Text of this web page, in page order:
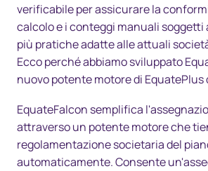
Contattaci
verificabile per assicurare la
calcolo e i conteggi manuali soggetti
più pratiche adatte alle attuali
Ecco perché abbiamo sviluppato
nuovo potente motore di EquatePlus
EquateFalcon semplifica
attraverso un potente motore che
regolamentazione societaria del
automaticamente. Consente